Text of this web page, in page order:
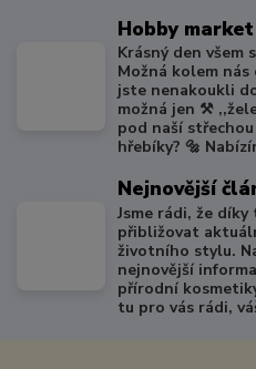
Hobby
Krásný den všem
Možná kolem
jste nenakoukli
možná jen ⚒️
pod naší
hřebíky? 🔩
Nejnovější
Jsme rádi, že
přibližovat
životního stylu.
nejnovější
přírodní
tu pro vás rádi,